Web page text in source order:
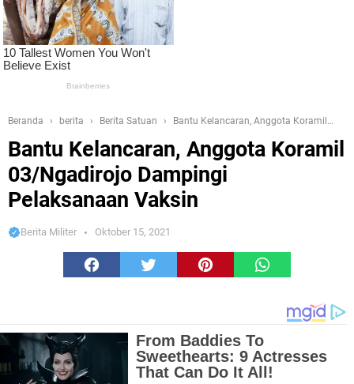
Beranda berita Berita Satuan
Bantu Kelancaran, Anggota Koramil
Bantu Kelancaran, Anggota Koramil
03/Ngadirojo Dampingi
Pelaksanaan Vaksin
Berita Militer Oktober 15, 2021